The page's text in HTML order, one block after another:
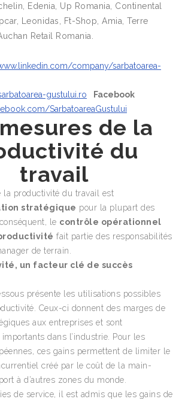
Edenia, Up Romania, Continental
Leonidas, Ft-Shop, Amia, Terre
Retail Romania.
company/sarbatoarea-
gustului.ro
Facebook
SarbatoareaGustului
de la
du
travail
la productivité du travail est
stratégique pour la plupart des
le contrôle opérationnel
fait partie des responsabilités
de terrain.
un facteur clé de succès
présente les utilisations possibles
Ceux-ci donnent des marges de
aux entreprises et sont
dans l’industrie. Pour les
ces gains permettent de limiter le
créé par le coût de la main-
à d’autres zones du monde.
de service, il est admis que les gains de